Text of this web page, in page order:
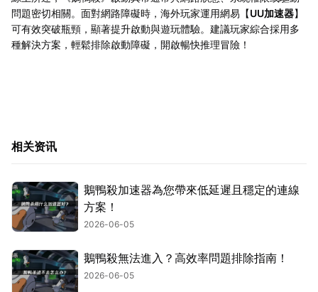
問題密切相關。面對網路障礙時，海外玩家運用網易【UU加速器】
可有效突破瓶頸，顯著提升啟動與遊玩體驗。建議玩家綜合採用多
種解決方案，輕鬆排除啟動障礙，開啟暢快推理冒險！
相关资讯
鵝鴨殺加速器為您帶來低延遲且穩定的連線
方案！
2026-06-05
鵝鴨殺無法進入？高效率問題排除指南！
2026-06-05